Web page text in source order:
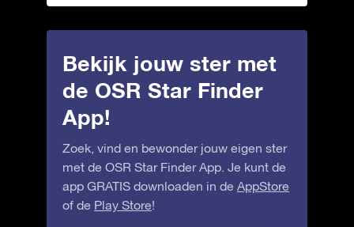
Bekijk jouw ster met
de OSR Star Finder
App!
Zoek, vind en bewonder jouw eigen ster
met de OSR Star Finder App. Je kunt de
app GRATIS downloaden in de AppStore
of de Play Store!